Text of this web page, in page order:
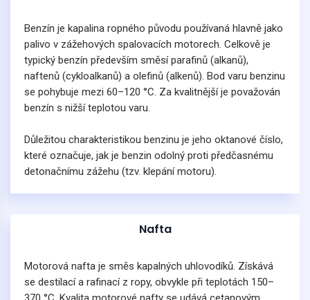
Benzín je kapalina ropného původu používaná hlavně jako
palivo v zážehových spalovacích motorech. Celkově je
typický benzín především směsí parafinů (alkanů),
naftenů (cykloalkanů) a olefinů (alkenů). Bod varu benzinu
se pohybuje mezi 60–120 °C. Za kvalitnější je považován
benzín s nižší teplotou varu.
Důležitou charakteristikou benzinu je jeho oktanové číslo,
které označuje, jak je benzin odolný proti předčasnému
detonačnímu zážehu (tzv. klepání motoru).
Nafta
Motorová nafta je směs kapalných uhlovodíků. Získává
se destilací a rafinací z ropy, obvykle při teplotách 150–